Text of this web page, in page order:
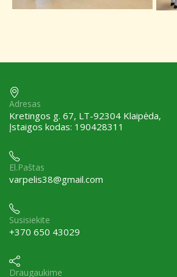
Adresas
Kretingos g. 67, LT-92304 Klaipėda,
Įstaigos kodas: 190428311
El.Paštas
varpelis38@gmail.com
Susisiekite
+370 650 43029
Draugaukime